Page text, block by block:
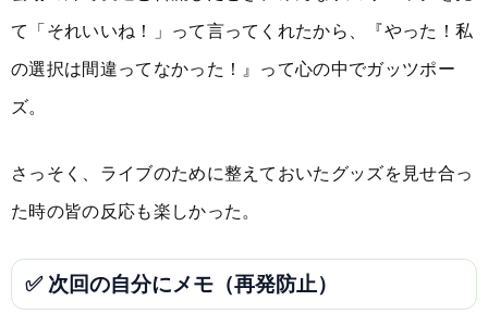
て「それいいね！」って言ってくれたから、『やった！私
の選択は間違ってなかった！』って心の中でガッツポー
ズ。
さっそく、ライブのために整えておいたグッズを見せ合っ
た時の皆の反応も楽しかった。
✅ 次回の自分にメモ（再発防止）